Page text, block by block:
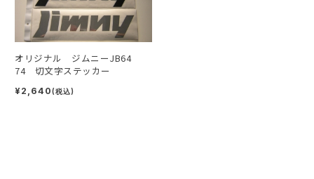
オリジナル ジムニーJB64
74 切文字ステッカー
¥2,640(税込)